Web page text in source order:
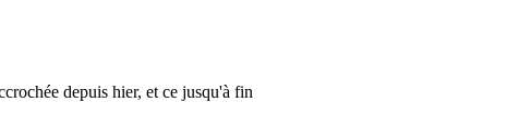
depuis hier, et ce jusqu'à fin